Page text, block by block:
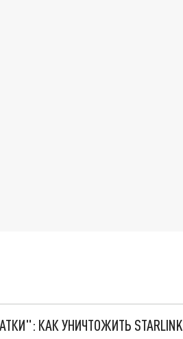
КАК УНИЧТОЖИТЬ STARLINK